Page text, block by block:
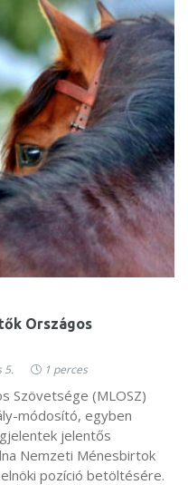
Országos
5. 1 perces
Szövetsége (MLOSZ)
módosító, egyben
jelentős
Nemzeti Ménesbirtok
pozíció betöltésére.